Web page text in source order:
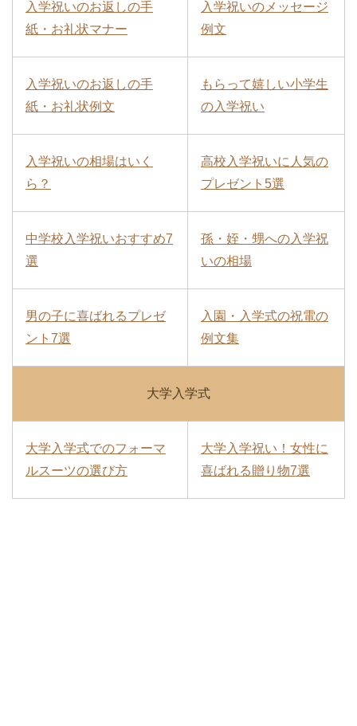
入学祝いのお返しの手
紙・お礼状マナー
入学祝いのメッセージ
例文
入学祝いのお返しの手
紙・お礼状例文
もらって嬉しい小学生
の入学祝い
入学祝いの相場はいく
ら？
高校入学祝いに人気の
プレゼント5選
中学校入学祝いおすすめ7
選
孫・姪・甥への入学祝
いの相場
男の子に喜ばれるプレゼ
ント7選
入園・入学式の祝電の
例文集
大学入学式
大学入学式でのフォーマ
ルスーツの選び方
大学入学祝い！女性に
喜ばれる贈り物7選